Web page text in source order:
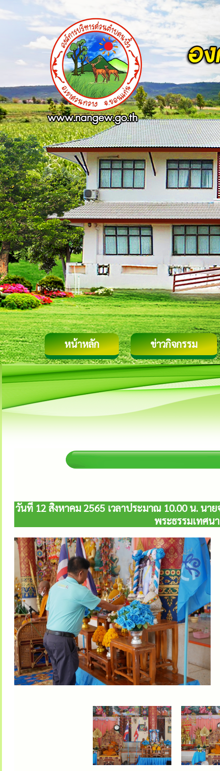
หน้าหลัก ข่าวกิจกรรม
วันที่ 12 สิงหาคม 2565 เวลาประมาณ 10.00 น. น
พระธรรมเทศน